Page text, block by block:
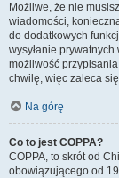
Możliwe, że nie
wiadomości,
do dodatkowych
wysyłanie
możliwość
chwilę, więc zaleca
Na górę
Co to jest COPPA?
COPPA, to skrót od
obowiązującego od